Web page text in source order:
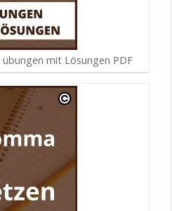
mit Lösungen PDF